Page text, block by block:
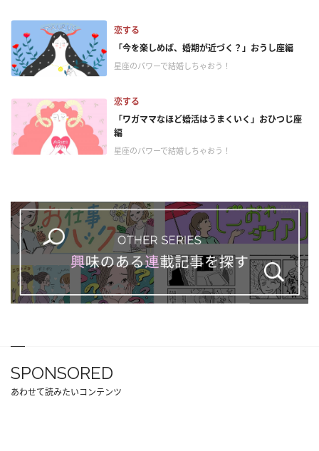
恋する
「今を楽しめば、婚期が近づく？」おうし座編
星座のパワーで結婚しちゃおう！
恋する
「ワガママなほど婚活はうまくいく」おひつじ座
編
星座のパワーで結婚しちゃおう！
SPONSORED
あわせて読みたいコンテンツ